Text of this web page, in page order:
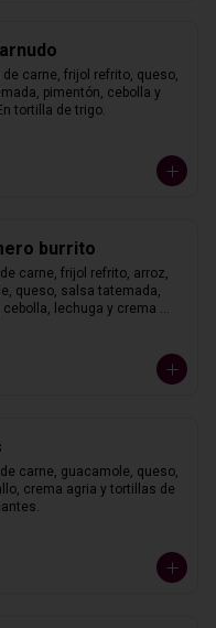
carne, frijol refrito, queso,
pimentón, cebolla y
tortilla de trigo.
burrito
carne, frijol refrito, arroz,
queso, salsa tatemada,
cebolla, lechuga y crema
carne, guacamole, queso,
crema agria y tortillas de